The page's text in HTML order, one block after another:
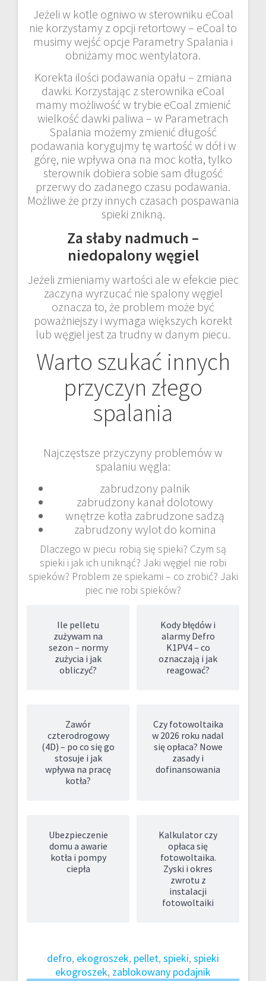
Jeżeli w kotle ogniwo w sterowniku eCoal
nie korzystamy z opcji retortowy – eCoal to
musimy wejść opcje Parametry Spalania i
obniżamy moc wentylatora.
Korekta ilości podawania opału – zmiana
dawki. Korzystając z sterownika eCoal
mamy możliwość w trybie eCoal zmienić
wielkość dawki paliwa – w Parametrach
Spalania możemy zmienić długość
podawania korygujmy tę wartość w dół i w
górę, nie wpływa ona na moc kotła, tylko
sterownik dobiera sobie sam długość
przerwy do zadanego czasu podawania.
Możliwe że przy innych czasach pospawania
spieki znikną.
Za słaby nadmuch –
niedopalony węgiel
Jeżeli zmieniamy wartości ale w efekcie piec
zaczyna wyrzucać nie spalony węgiel
oznacza to, że problem może być
poważniejszy i wymaga większych korekt
lub węgiel jest za trudny w danym piecu.
Warto szukać innych
przyczyn złego
spalania
Najczęstsze przyczyny problemów w
spalaniu węgla:
zabrudzony palnik
zabrudzony kanał dolotowy
wnętrze kotła zabrudzone sadzą
zabrudzony wylot do komina
Dlaczego w piecu robią się spieki? Czym są
spieki i jak ich uniknąć? Jaki węgiel nie robi
spieków? Problem ze spiekami – co zrobić? Jaki
piec nie robi spieków?
Ile pelletu
zużywam na
sezon – normy
zużycia i jak
obliczyć?
Kody błędów i
alarmy Defro
K1PV4 – co
oznaczają i jak
reagować?
Zawór
czterodrogowy
(4D) – po co się go
stosuje i jak
wpływa na pracę
kotła?
Czy fotowoltaika
w 2026 roku nadal
się opłaca? Nowe
zasady i
dofinansowania
Ubezpieczenie
domu a awarie
kotła i pompy
ciepła
Kalkulator czy
opłaca się
fotowoltaika.
Zyski i okres
zwrotu z
instalacji
fotowoltaiki
defro, ekogroszek, pellet, spieki, spieki
ekogroszek, zablokowany podajnik